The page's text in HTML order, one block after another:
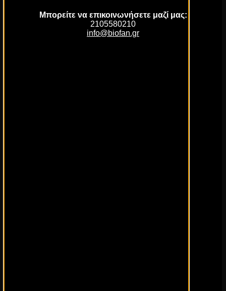
Μπορείτε να επικοινωνήσετε μαζί μας:
2105580210
info@biofan.gr